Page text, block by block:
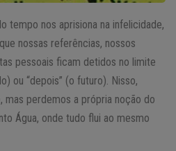
tempo nos aprisiona na infelicidade,
nossas referências, nossos
pessoais ficam detidos no limite
ou “depois” (o futuro). Nisso,
mas perdemos a própria noção do
Água, onde tudo flui ao mesmo